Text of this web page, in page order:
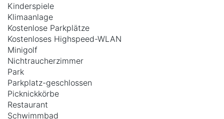
Kinderspiele
Klimaanlage
Kostenlose Parkplätze
Kostenloses Highspeed-WLAN
Minigolf
Nichtraucherzimmer
Park
Parkplatz-geschlossen
Picknickkörbe
Restaurant
Schwimmbad